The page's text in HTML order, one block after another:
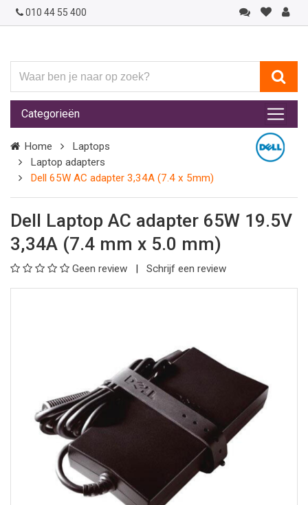
010 44 55 400
ben
je
naar
op
zoek?
Categorieën
Home
Laptops
Laptop adapters
Dell 65W AC adapter 3,34A (7.4 x 5mm)
Dell Laptop AC adapter 65W 19.5V
3,34A (7.4 mm x 5.0 mm)
Geen review Schrijf een review